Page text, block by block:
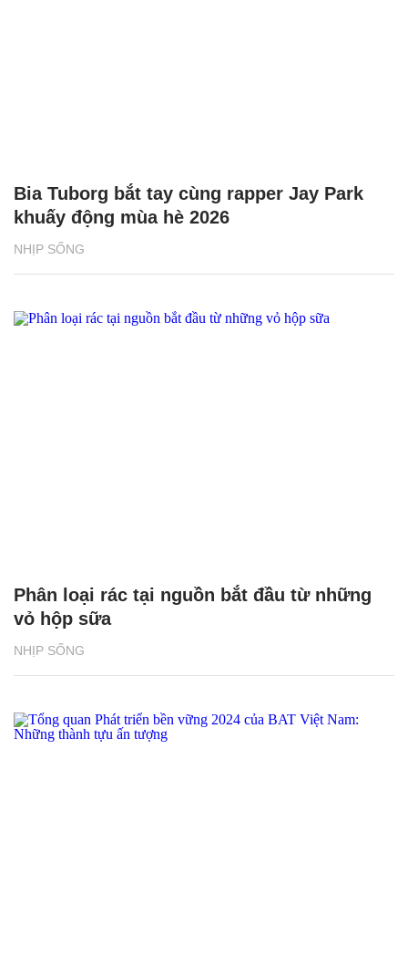
NHỊP SỐNG
Bia Tuborg bắt tay cùng rapper Jay Park
khuấy động mùa hè 2026
NHỊP SỐNG
Phân loại rác tại nguồn bắt đầu từ những
vỏ hộp sữa